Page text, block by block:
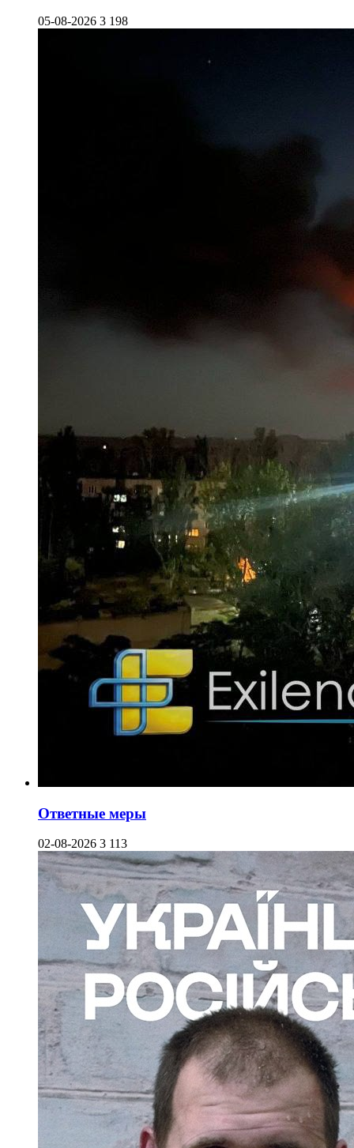
05-08-2026 3 198
Ответные меры
02-08-2026 3 113